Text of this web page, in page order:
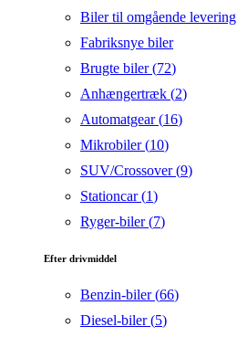
Biler til omgående levering
Fabriksnye biler
Brugte biler (72)
Anhængertræk (2)
Automatgear (16)
Mikrobiler (10)
SUV/Crossover (9)
Stationcar (1)
Ryger-biler (7)
Efter drivmiddel
Benzin-biler (66)
Diesel-biler (5)